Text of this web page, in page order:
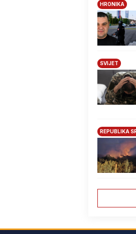
HRONIKA
SVIJET
REPUBLIKA